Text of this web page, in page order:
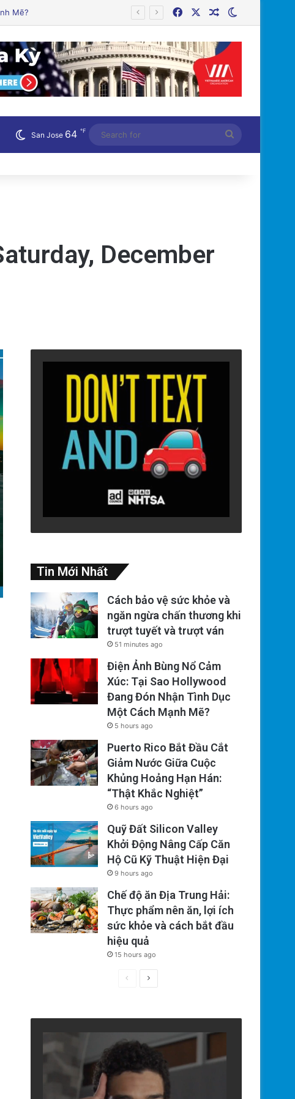
FacebookRandom Article
San Jose 64 ℉
for
December
Tin Mới Nhất
Cách bảo vệ sức khỏe và
ngăn ngừa chấn thương khi
trượt tuyết và trượt ván
51 minutes ago
Điện Ảnh Bùng Nổ Cảm
Xúc: Tại Sao Hollywood
Đang Đón Nhận Tình Dục
Một Cách Mạnh Mẽ?
5 hours ago
Puerto Rico Bắt Đầu Cắt
Giảm Nước Giữa Cuộc
Khủng Hoảng Hạn Hán:
“Thật Khắc Nghiệt”
6 hours ago
Quỹ Đất Silicon Valley
Khởi Động Nâng Cấp Căn
Hộ Cũ Kỹ Thuật Hiện Đại
9 hours ago
Chế độ ăn Địa Trung Hải:
Thực phẩm nên ăn, lợi ích
sức khỏe và cách bắt đầu
hiệu quả
15 hours ago
PreviousNext